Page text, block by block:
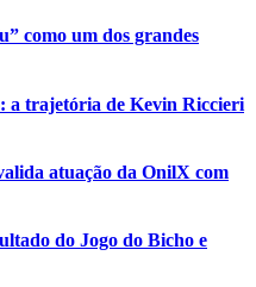
como um dos grandes
a trajetória de Kevin Riccieri
atuação da OnilX com
do Jogo do Bicho e